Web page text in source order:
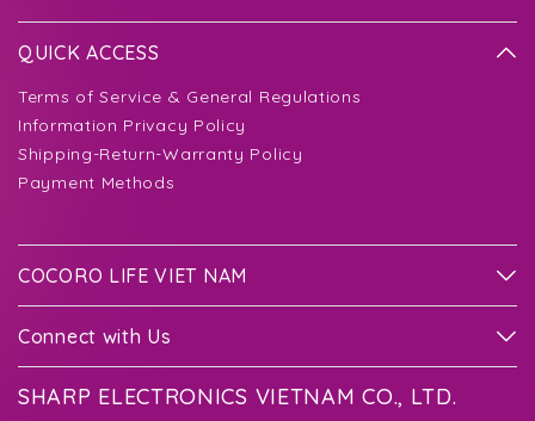
QUICK ACCESS
Terms of Service & General Regulations
Information Privacy Policy
Shipping-Return-Warranty Policy
Payment Methods
COCORO LIFE VIET NAM
Connect with Us
SHARP ELECTRONICS VIETNAM CO., LTD.